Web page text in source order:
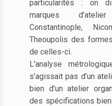
particularités : on
marques
Constantinople,
Theoupolis des
de celles-ci.
L’analyse
s’agissait pas d’un
bien d’un atelier
des spécifications